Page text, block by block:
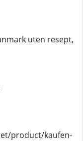
uten resept,
product/kaufen-